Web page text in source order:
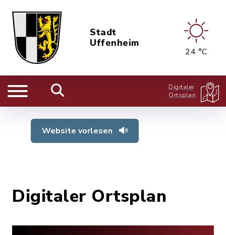
Stadt
Uffenheim
24 °C
Digitaler
Ortsplan
Website vorlesen
Digitaler Ortsplan